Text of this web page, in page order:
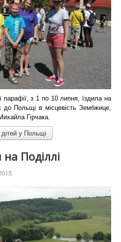
парафії, з 1 по 10 липня, їздила на
до Польщі в місцевість Зембжице,
Гірчака.
у Польщі
Поділлі